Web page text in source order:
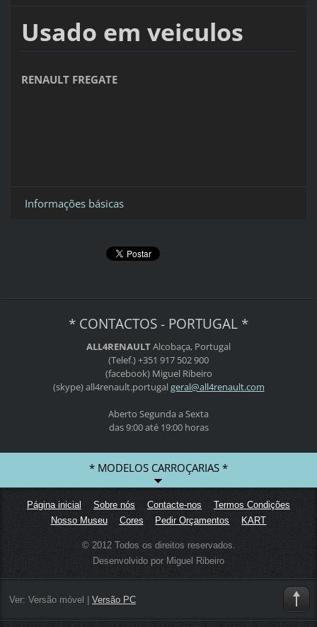
Usado em veiculos
RENAULT FREGATE
Informações básicas
* CONTACTOS - PORTUGAL *
ALL4RENAULTAlcobaça, Portugal
(Telef.) +351 917 502 900
(facebook) Miguel Ribeiro
(skype) all4renault.portugal geral@all4renault.com
Aberto Segunda a Sexta
das 9:00 até 19:00 horas
* MODELOS CARROÇARIAS *
Página inicial Sobre nós Contacte-nos
Termos Condições
Nosso Museu
Cores Pedir Orçamentos KART
© 2012 Todos os direitos reservados.
Desenvolvido por Miguel Ribeiro
Ver: Versão móvel Versão PC